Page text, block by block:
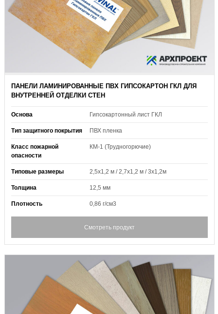
ПАНЕЛИ ЛАМИНИРОВАННЫЕ ПВХ ГИПСОКАРТОН ГКЛ ДЛЯ
ВНУТРЕННЕЙ ОТДЕЛКИ СТЕН
Основа Гипсокартонный лист ГКЛ
Тип защитного покрытия ПВХ пленка
Класс пожарной
опасности
КМ-1 (Трудногорючие)
Типовые размеры 2,5х1,2 м / 2,7х1,2 м / 3х1,2м
Толщина 12,5 мм
Плотность 0,86 г/см3
Смотреть продукт